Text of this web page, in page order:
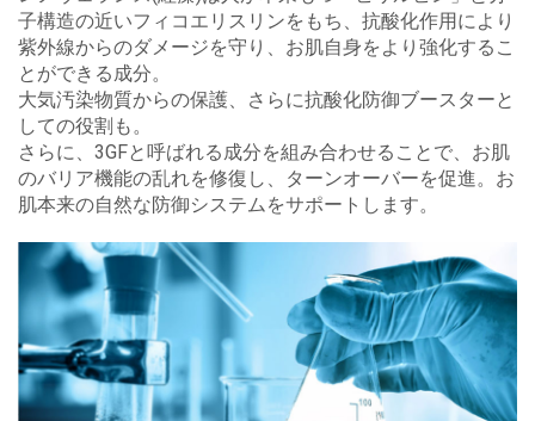
⼦構造の近いフィコエリスリンをもち、抗酸化作用により
紫外線からのダメージを守り、お肌⾃⾝をより強化するこ
とができる成分。
大気汚染物質からの保護、さらに抗酸化防御ブースターと
しての役割も。
さらに、3GFと呼ばれる成分を組み合わせることで、お肌
のバリア機能の乱れを修復し、ターンオーバーを促進。お
肌本来の自然な防御システムをサポートします。